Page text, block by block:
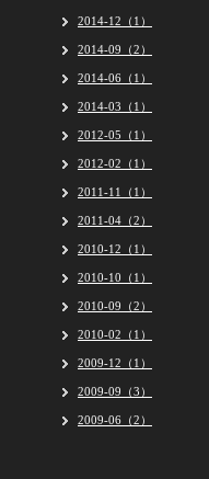
2014-12（1）
2014-09（2）
2014-06（1）
2014-03（1）
2012-05（1）
2012-02（1）
2011-11（1）
2011-04（2）
2010-12（1）
2010-10（1）
2010-09（2）
2010-02（1）
2009-12（1）
2009-09（3）
2009-06（2）